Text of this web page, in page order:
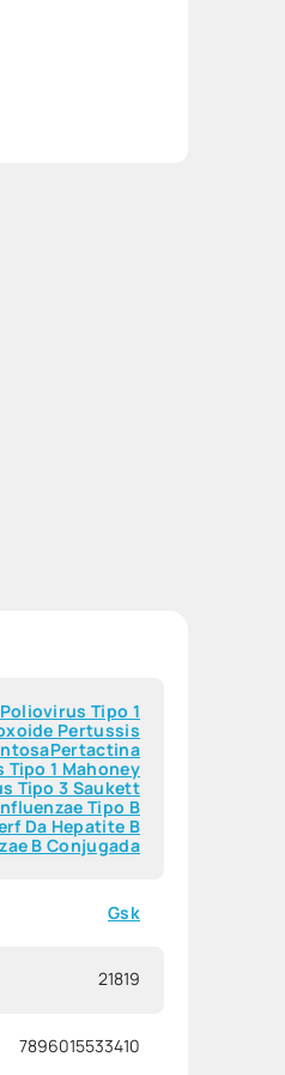
Poliovirus Tipo 1
Pertussis
Pertactina
1 Mahoney
Tipo 3 Saukett
Tipo B
Da Hepatite B
B Conjugada
Gsk
21819
7896015533410